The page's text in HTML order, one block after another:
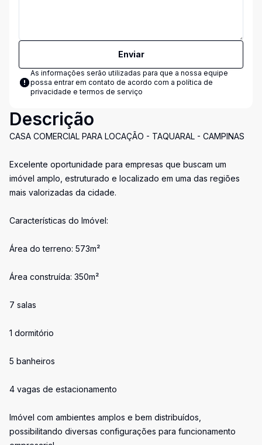
Enviar
As informações serão utilizadas para que a nossa equipe
possa entrar em contato de acordo com a política de
privacidade e termos de serviço
Descrição
CASA COMERCIAL PARA LOCAÇÃO - TAQUARAL - CAMPINAS
Excelente oportunidade para empresas que buscam um
imóvel amplo, estruturado e localizado em uma das regiões
mais valorizadas da cidade.
Características do Imóvel:
Área do terreno: 573m²
Área construída: 350m²
7 salas
1 dormitório
5 banheiros
4 vagas de estacionamento
Imóvel com ambientes amplos e bem distribuídos,
possibilitando diversas configurações para funcionamento